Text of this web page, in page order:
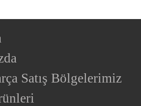
Satış Bölgelerimiz